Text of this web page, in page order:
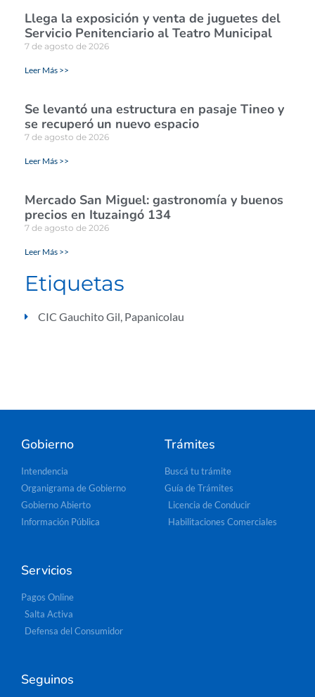
Llega la exposición y venta de juguetes del
Servicio Penitenciario al Teatro Municipal
7 de agosto de 2026
Leer Más >>
Se levantó una estructura en pasaje Tineo y
se recuperó un nuevo espacio
7 de agosto de 2026
Leer Más >>
Mercado San Miguel: gastronomía y buenos
precios en Ituzaingó 134
7 de agosto de 2026
Leer Más >>
Etiquetas
CIC Gauchito Gil Papanicolau
Gobierno
Intendencia
Organigrama de Gobierno
Gobierno Abierto
Información Pública
Trámites
Buscá tu trámite
Guía de Trámites
Licencia de Conducir
Habilitaciones Comerciales
Servicios
Pagos Online
Salta Activa
Defensa del Consumidor
Seguinos